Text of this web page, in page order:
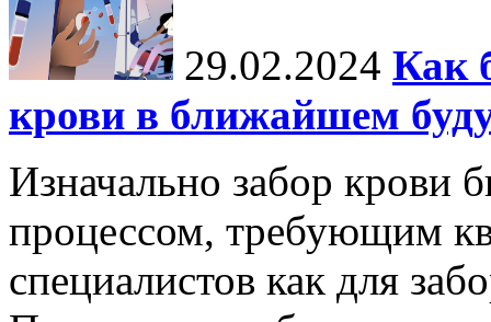
29.02.2024 Как
крови в ближайшем
Изначально забор крови
процессом, требующим
специалистов как для